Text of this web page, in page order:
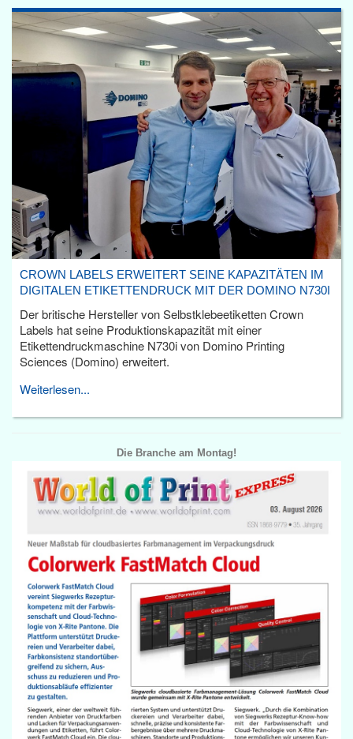
CROWN LABELS ERWEITERT SEINE KAPAZITÄTEN IM
DIGITALEN ETIKETTENDRUCK MIT DER DOMINO N730I
Der britische Hersteller von Selbstklebeetiketten Crown
Labels hat seine Produktionskapazität mit einer
Etikettendruckmaschine N730i von Domino Printing
Sciences (Domino) erweitert.
Weiterlesen...
Die Branche am Montag!